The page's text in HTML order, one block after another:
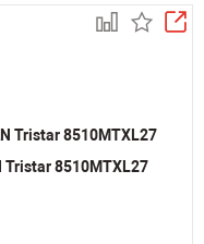
Tristar 8510MTXL27